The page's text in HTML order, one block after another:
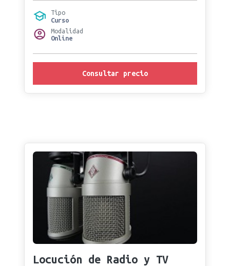
Tipo
Curso
Modalidad
Online
Consultar precio
Locución de Radio y TV